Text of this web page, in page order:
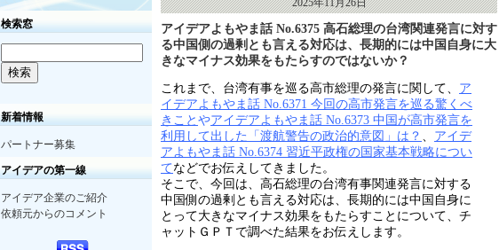
検索窓
新着情報
パートナー募集
アイデアの第一線
アイデア企業のご紹介
依頼元からのコメント
2025年11月26日
アイデアよもやま話 No.6375 高石総理の台湾関連発言に対す
る中国側の過剰とも言える対応は、長期的には中国自身に大
きなマイナス効果をもたらすのではないか？
これまで、台湾有事を巡る高市総理の発言に関して、 ア
イデアよもやま話 No.6371 今回の高市発言を巡る驚くべ
きこと やアイデアよもやま話 No.6373 中国が高市発言を
利用して出した「渡航警告の政治的意図」は？ 、 アイデ
アよもやま話 No.6374 習近平政権の国家基本戦略につい
てなどでお伝えしてきました。
そこで、今回は、高石総理の台湾有事関連発言に対する
中国側の過剰とも言える対応は、長期的には中国自身に
とって大きなマイナス効果をもたらすことについて、チ
ャットＧＰＴで調べた結果をお伝えします。